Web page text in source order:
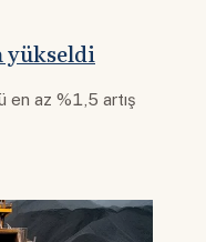
yükseldi
en az %1,5 artış